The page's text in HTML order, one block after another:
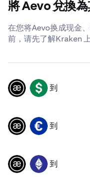
將 Aevo 兌換
在您将Aevo换成现金
前，请先了解Kraken
AEVO USD 到
AEVO EUR 到
AEVO ETH 到